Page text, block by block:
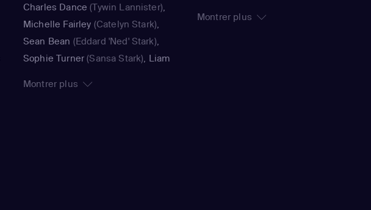
Charles Dance (Tywin Lannister),
Michelle Fairley (Catelyn Stark),
Sean Bean (Eddard 'Ned' Stark),
Sophie Turner (Sansa Stark), Liam
Lena Headey
Montrer plus
Minahan, Jeremy
Montrer plus